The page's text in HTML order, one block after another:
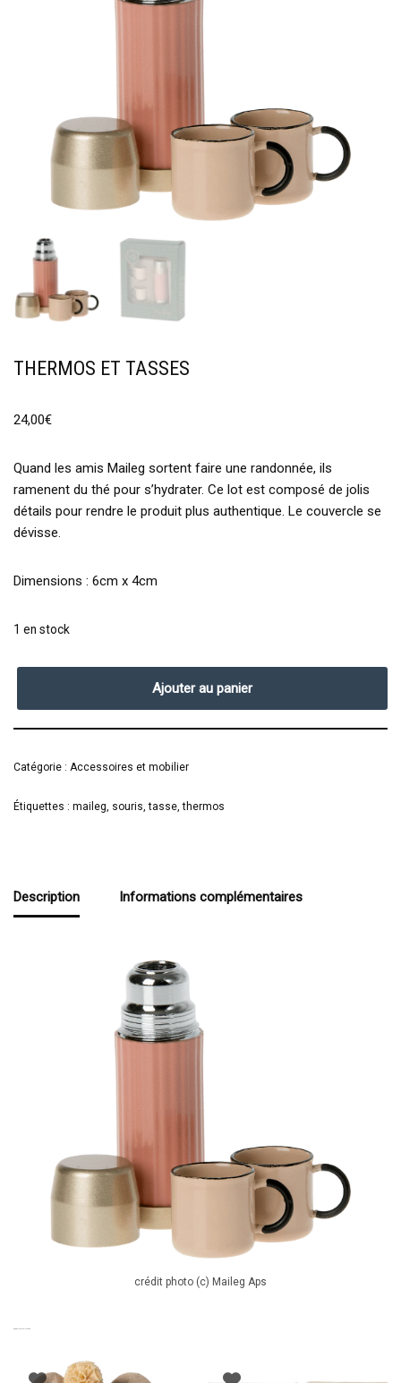
THERMOS ET TASSES
24,00€
Quand les amis Maileg sortent faire une randonnée, ils
ramenent du thé pour s’hydrater. Ce lot est composé de jolis
détails pour rendre le produit plus authentique. Le couvercle se
dévisse.
Dimensions : 6cm x 4cm
1 en stock
Ajouter au panier
Catégorie : Accessoires et mobilier
Étiquettes : maileg, souris,tasse,thermos
Description Informations complémentaires
crédit photo (c) Maileg Aps